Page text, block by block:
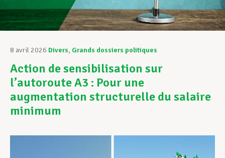
Assistance au Travail
Vos droits
Assistance en vie privée
8 avril 2026 Divers, Grands dossiers politiques
Action de sensibilisation sur
l’autoroute A3 : Pour une
augmentation structurelle du salaire
minimum